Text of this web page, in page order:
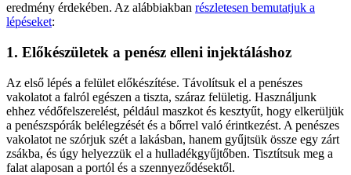
eredmény érdekében. Az alábbiakban részletesen bemutatjuk a
lépéseket:
1. Előkészületek a penész elleni injektáláshoz
Az első lépés a felület előkészítése. Távolítsuk el a penészes
vakolatot a falról egészen a tiszta, száraz felületig. Használjunk
ehhez védőfelszerelést, például maszkot és kesztyűt, hogy elkerüljük
a penészspórák belélegzését és a bőrrel való érintkezést. A penészes
vakolatot ne szórjuk szét a lakásban, hanem gyűjtsük össze egy zárt
zsákba, és úgy helyezzük el a hulladékgyűjtőben. Tisztítsuk meg a
falat alaposan a portól és a szennyeződésektől.